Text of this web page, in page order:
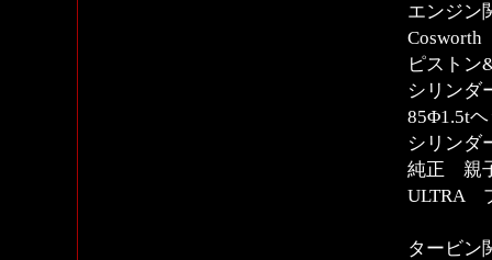
エンジ
ピスト
シリンダ
85Φ1.5t
シリン
純正 親
ULTRA
タービン